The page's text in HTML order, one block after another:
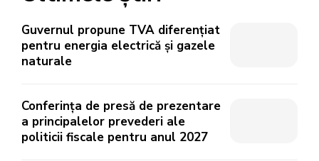
Guvernul propune TVA diferențiat
pentru energia electrică și gazele
naturale
Conferința de presă de prezentare
a principalelor prevederi ale
politicii fiscale pentru anul 2027